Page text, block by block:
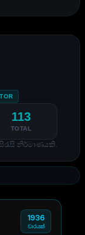
113
TOTAL
නිර්මාණයකි.
1936
වාරයක්